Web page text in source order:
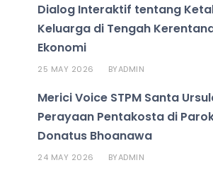
Dialog Interaktif tentang
Keluarga di Tengah
Ekonomi
25 MAY 2026 BYADMIN
Merici Voice STPM Santa
Perayaan Pentakosta di
Donatus Bhoanawa
24 MAY 2026 BYADMIN